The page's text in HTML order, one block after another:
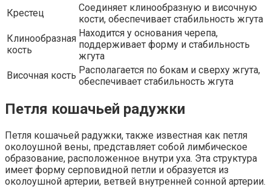
Крестец
Соединяет клинообразную и височную
кости, обеспечивает стабильность жгута
Клинообразная
кость
Находится у основания черепа,
поддерживает форму и стабильность
жгута
Височная кость Располагается по бокам и сверху жгута,
обеспечивает стабильность жгута
Петля кошачьей радужки
Петля кошачьей радужки, также известная как петля
околоушной вены, представляет собой лимбическое
образование, расположенное внутри уха. Эта структура
имеет форму серповидной петли и образуется из
околоушной артерии, ветвей внутренней сонной артерии.